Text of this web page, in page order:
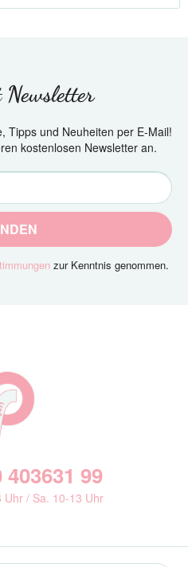
Tipps und Neuheiten per E-Mail!
kostenlosen Newsletter an.
zur Kenntnis genommen.
403631 99
Uhr / Sa. 10-13 Uhr